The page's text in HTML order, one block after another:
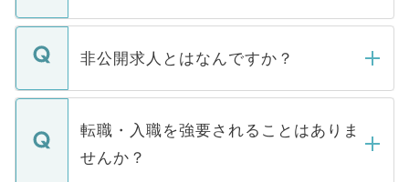
ご登録いただきましたら、弊社担当者がご
登録内容を確認し、その後メールもしくは
ます。通常、5営業日以内にはご連絡をせて
いただきますので、しばらくお待ちくださ
非公開求人とはなんですか？
マイナビDOCTORで取り扱っている求人の
うち約3割は、Webサイトからご覧いただ
けない「非公開求人」です。非公開求人は
下記の理由によって、一般には公開してい
転職・入職を強要されることはありま
せんか？